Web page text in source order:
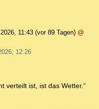
11:43 (vor 89 Tagen) @
12:26
verteilt ist, ist das Wetter.“